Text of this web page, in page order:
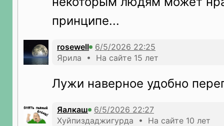
принципе...
rosewell
Ярила • На сайте 15 лет
Лужи наверное удобно
Яалкаш
Хуйпиздаджигурда • На сайте 10 лет